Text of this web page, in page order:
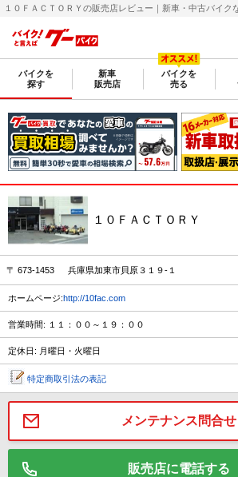
１０ＦＡＣＴＯＲＹの販売店レビュー｜新車・中古バイク
バイクを
探す
新車
販売店
バイクを
売る
１０ＦＡＣＴＯＲＹ
〒 673-1453 兵庫県加東市貝原３１９-１
ホームページ:http://10fac.com
営業時間: １１：００～１９：００
定休日: 月曜日・火曜日
特定商取引法の表記
メンテナンス問合せ
販売店に電話する